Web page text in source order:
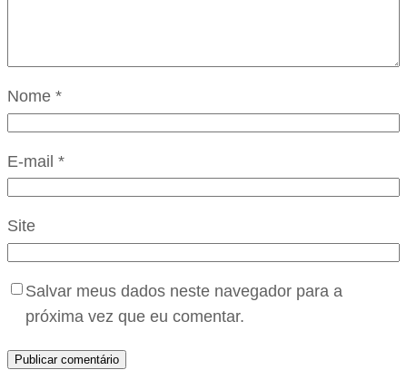
Nome *
E-mail *
Site
Salvar meus dados neste navegador para a
próxima vez que eu comentar.